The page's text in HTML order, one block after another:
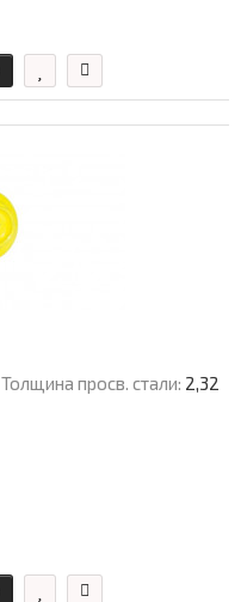
Толщина просв. стали: 2,32